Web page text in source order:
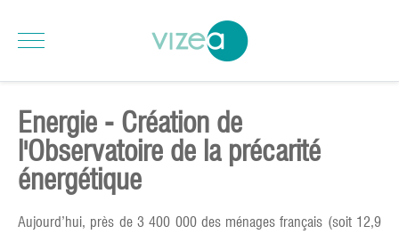
Energie - Création de
l'Observatoire de la précarité
énergétique
Aujourd’hui, près de 3 400 000 des ménages français (soit 12,9